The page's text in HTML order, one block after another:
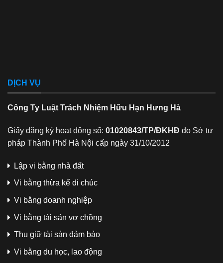
DỊCH VỤ
Công Ty Luật Trách Nhiệm Hữu Hạn Hưng Hà
Giấy đăng ký hoạt động số: 01020843/TP/ĐKHĐ do Sở tư
pháp Thành Phố Hà Nội cấp ngày 31/10/2012
Lập vi bằng nhà đất
Vi bằng thừa kế di chúc
Vi bằng doanh nghiệp
Vi bằng tài sản vợ chồng
Thu giữ tài sản đảm bảo
Vi bằng du học, lao động